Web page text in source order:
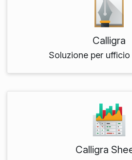
Calligra
Soluzione per
Calligra